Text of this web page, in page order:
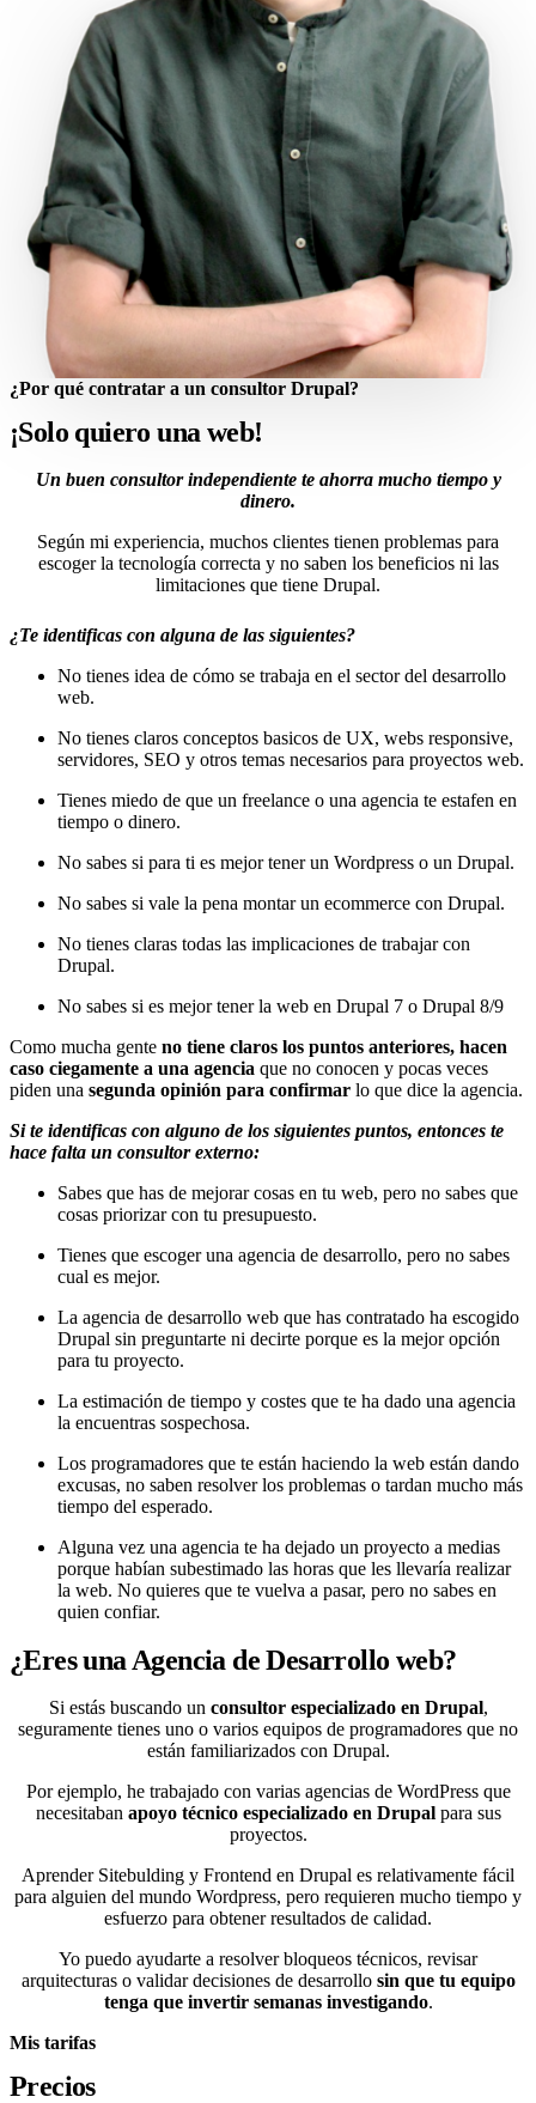
¿Por qué contratar a un consultor Drupal?
¡Solo quiero una web!
Un buen consultor independiente te ahorra mucho tiempo y
dinero.
Según mi experiencia, muchos clientes tienen problemas para
escoger la tecnología correcta y no saben los beneficios ni las
limitaciones que tiene Drupal.
¿Te identificas con alguna de las siguientes?
No tienes idea de cómo se trabaja en el sector del desarrollo
web.
No tienes claros conceptos basicos de UX, webs responsive,
servidores, SEO y otros temas necesarios para proyectos web.
Tienes miedo de que un freelance o una agencia te estafen en
tiempo o dinero.
No sabes si para ti es mejor tener un Wordpress o un Drupal.
No sabes si vale la pena montar un ecommerce con Drupal.
No tienes claras todas las implicaciones de trabajar con
Drupal.
No sabes si es mejor tener la web en Drupal 7 o Drupal 8/9
Como mucha gente no tiene claros los puntos anteriores, hacen
caso ciegamente a una agencia que no conocen y pocas veces
piden una segunda opinión para confirmar lo que dice la agencia.
Si te identificas con alguno de los siguientes puntos, entonces te
hace falta un consultor externo:
Sabes que has de mejorar cosas en tu web, pero no sabes que
cosas priorizar con tu presupuesto.
Tienes que escoger una agencia de desarrollo, pero no sabes
cual es mejor.
La agencia de desarrollo web que has contratado ha escogido
Drupal sin preguntarte ni decirte porque es la mejor opción
para tu proyecto.
La estimación de tiempo y costes que te ha dado una agencia
la encuentras sospechosa.
Los programadores que te están haciendo la web están dando
excusas, no saben resolver los problemas o tardan mucho más
tiempo del esperado.
Alguna vez una agencia te ha dejado un proyecto a medias
porque habían subestimado las horas que les llevaría realizar
la web. No quieres que te vuelva a pasar, pero no sabes en
quien confiar.
¿Eres una Agencia de Desarrollo web?
Si estás buscando un consultor especializado en Drupal,
seguramente tienes uno o varios equipos de programadores que no
están familiarizados con Drupal.
Por ejemplo, he trabajado con varias agencias de WordPress que
necesitaban apoyo técnico especializado en Drupalpara sus
proyectos.
Aprender Sitebulding y Frontend en Drupal es relativamente fácil
para alguien del mundo Wordpress, pero requieren mucho tiempo y
esfuerzo para obtener resultados de calidad.
Yo puedo ayudarte a resolver bloqueos técnicos, revisar
arquitecturas o validar decisiones de desarrollo sin que tu equipo
tenga que invertir semanas investigando.
Mis tarifas
Precios